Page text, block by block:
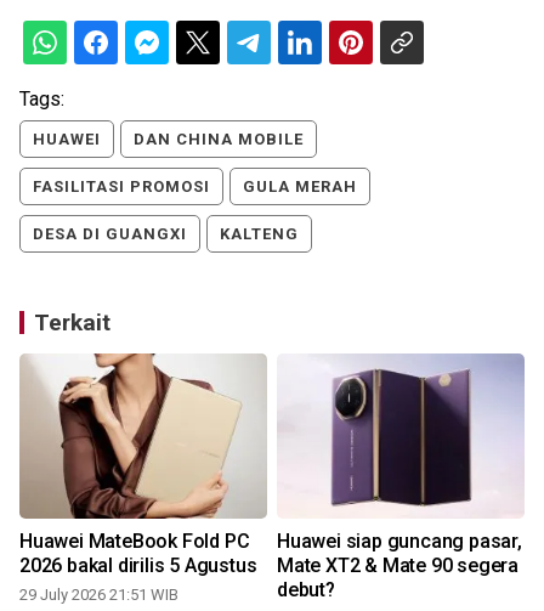
Tags:
HUAWEI DAN CHINA MOBILE
FASILITASI PROMOSI GULA MERAH
DESA DI GUANGXI KALTENG
Terkait
Huawei MateBook Fold PC
2026 bakal dirilis 5 Agustus
29 July 2026 21:51 WIB
Huawei siap guncang pasar,
Mate XT2 & Mate 90 segera
debut?